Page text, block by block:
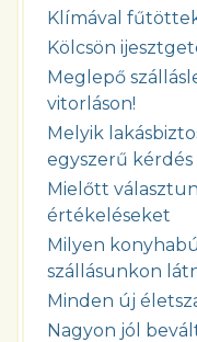
Klímával
Kölcsön
Meglepő
vitorláson!
Melyik
egyszerű kérdés
Mielőtt
értékeléseket
Milyen
szállásunkon
Minden új
Nagyon jól